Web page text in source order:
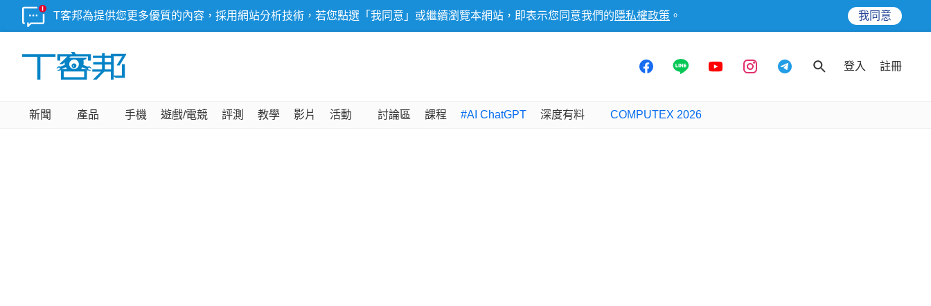
T客邦為提供您更多優質的內容，採用網站分析技術，若您點選「我同意」或繼續瀏覽本網站，即表示您同意我們的 隱私權政策 。 我同意
登入 註冊
新聞 產品 手機 遊戲/電競 評測 教學 影片 活動 討論區 課程 #AI ChatGPT 深度有料 COMPUTEX 2026